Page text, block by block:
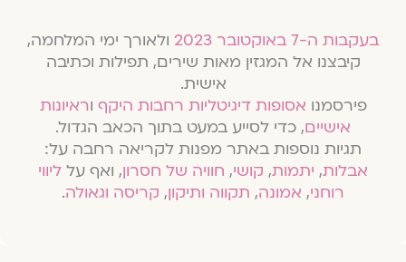
בעקבות ה-7 באוקטובר 2023
ולאורך ימי המלחמה,
קיבצנו אל המגזין מאות שירים, תפילות וכתיבה
אישית.
פירסמנואסופות דיגיטליות רחבות היקףוראיונות
אישיים, כדי לסייע במעט בתוך הכאב הגדול.
תגיות נוספות באתר מפנות לקריאה רחבה על:
אבלות,יתמות,קושי,חוויה של חסרון, ואף עלליווי
רוחני,אמונה,תקווה ותיקון,קריסה וגאולה.